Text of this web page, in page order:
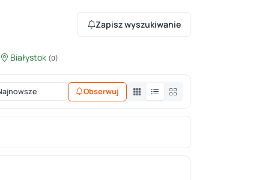
Zapisz wyszukiwanie
Białystok (0)
Obserwuj